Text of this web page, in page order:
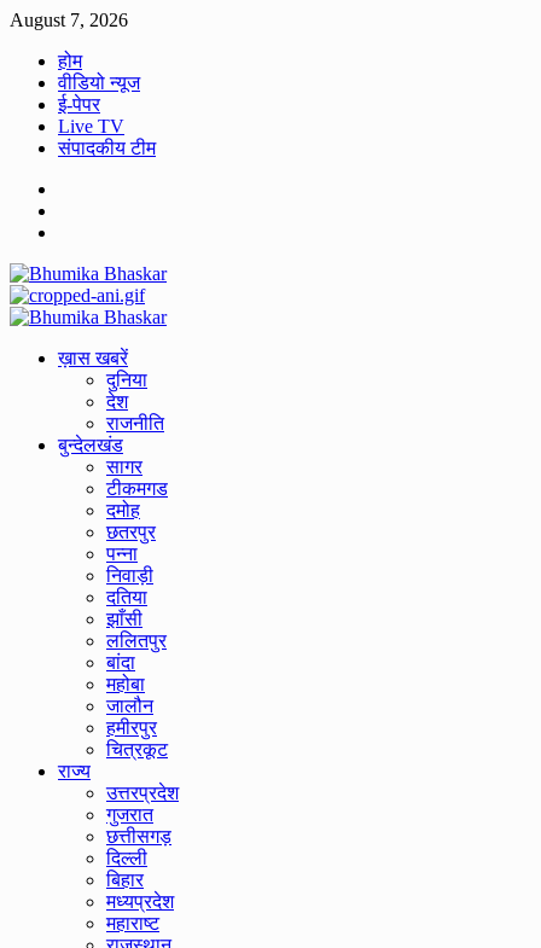
Skip
content
August 7, 2026
होम
वीडियो न्यूज
ई-पेपर
Live TV
संपादकीय टीम
Primary
ख़ास खबरें
दुनिया
देश
राजनीति
बुन्देलखंड
सागर
टीकमगड
दमोह
छतरपुर
पन्ना
निवाड़ी
दतिया
झाँसी
ललितपुर
बांदा
महोबा
जालौन
हमीरपुर
चित्रकूट
राज्य
उत्तरप्रदेश
गुजरात
छत्तीसगड़
दिल्ली
बिहार
मध्यप्रदेश
महाराष्ट